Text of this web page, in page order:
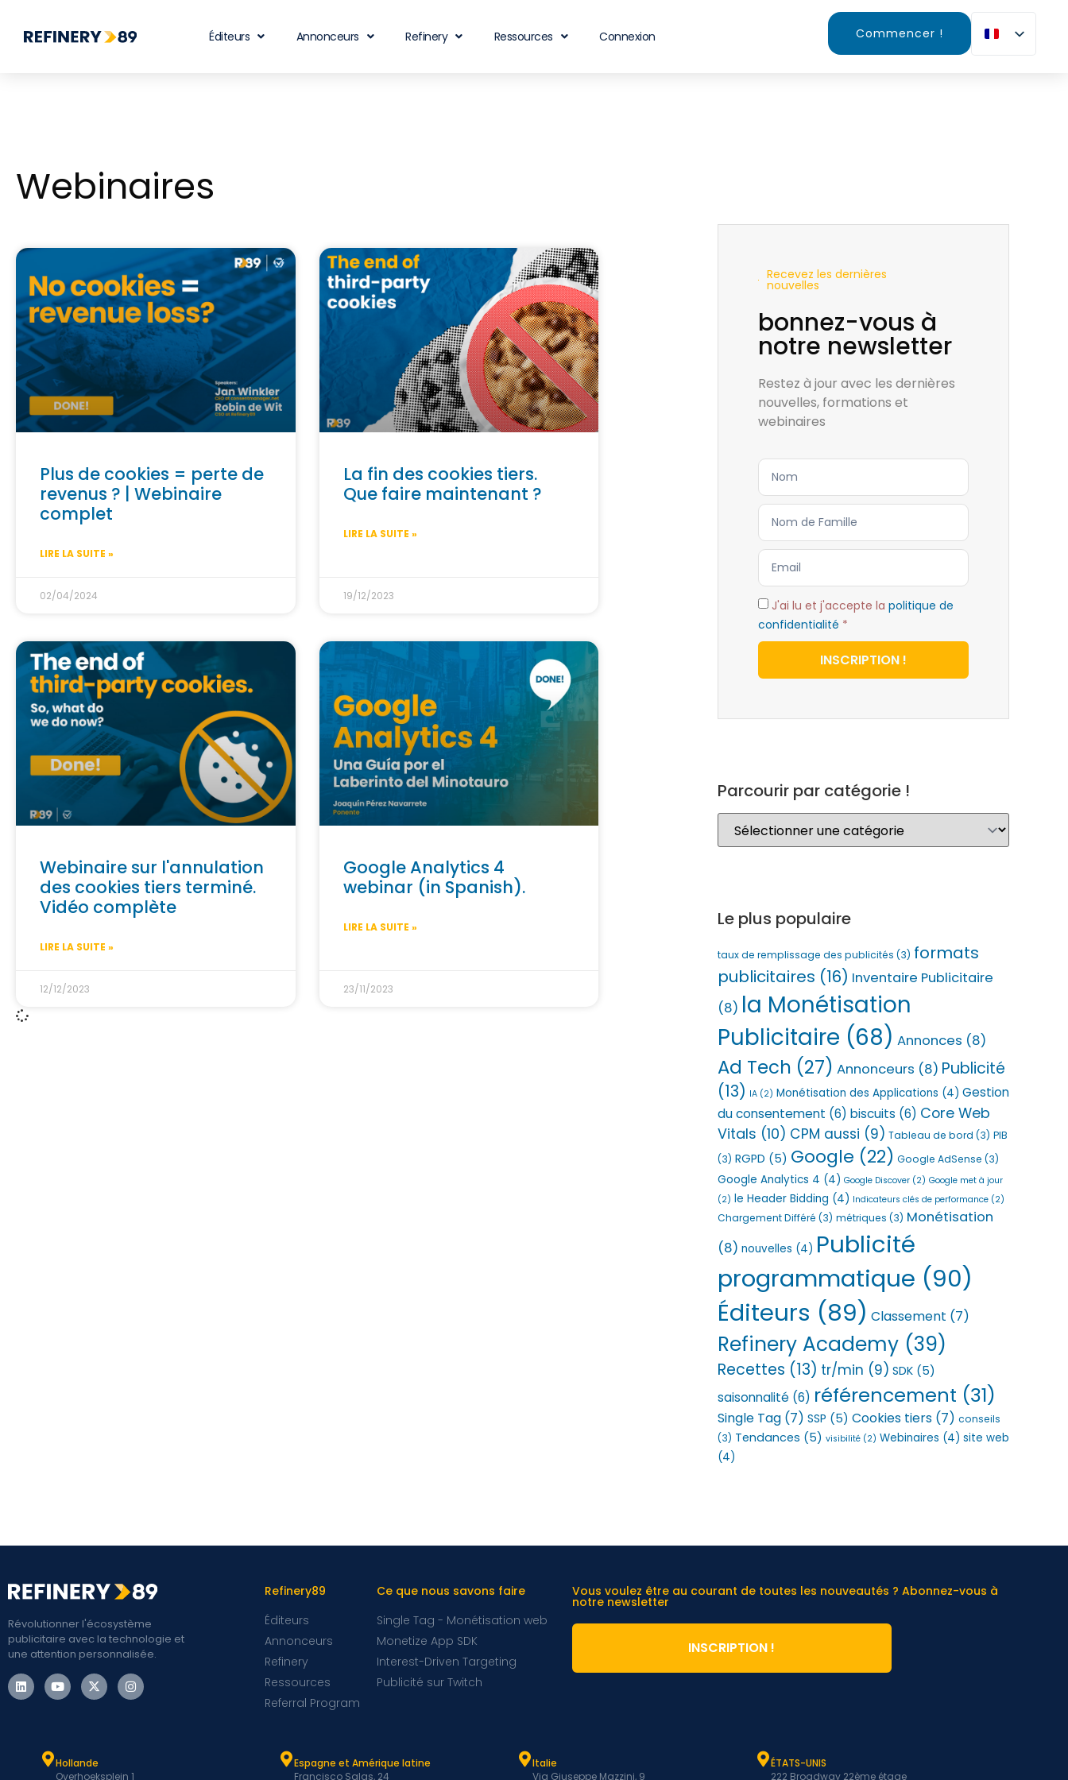
Éditeurs Annonceurs Refinery Ressources Connexion Commencer !
Webinaires
Plus de cookies = perte de
revenus ? | Webinaire
complet
LIRE LA SUITE »
02/04/2024
La fin des cookies tiers.
Que faire maintenant ?
LIRE LA SUITE »
19/12/2023
Webinaire sur l'annulation
des cookies tiers terminé.
Vidéo complète
LIRE LA SUITE »
12/12/2023
Google Analytics 4
webinar (in Spanish).
LIRE LA SUITE »
23/11/2023
Recevez les dernières
nouvelles
bonnez-vous à
notre newsletter
Restez à jour avec les dernières
nouvelles, formations et
webinaires
J'ai lu et j'accepte la politique de
confidentialité *
INSCRIPTION !
Parcourir par catégorie !
Le plus populaire
taux de remplissage des publicités (3) formats
publicitaires (16) Inventaire Publicitaire
(8) la Monétisation
Publicitaire (68) Annonces (8)
Ad Tech (27) Annonceurs (8) Publicité
(13) IA (2) Monétisation des Applications (4) Gestion
du consentement (6) biscuits (6) Core Web
Vitals (10) CPM aussi (9) Tableau de bord (3) PIB
(3) RGPD (5) Google (22) Google AdSense (3)
Google Analytics 4 (4) Google Discover (2) Google met à jour
(2) le Header Bidding (4) Indicateurs clés de performance (2)
Chargement Différé (3) métriques (3) Monétisation
(8) nouvelles (4) Publicité
programmatique (90)
Éditeurs (89) Classement (7)
Refinery Academy (39)
Recettes (13) tr/min (9) SDK (5)
saisonnalité (6) référencement (31)
Single Tag (7) SSP (5) Cookies tiers (7) conseils
(3) Tendances (5) visibilité (2) Webinaires (4) site web
(4)
Révolutionner l'écosystème
publicitaire avec la technologie et
une attention personnalisée.
Refinery89
Éditeurs
Annonceurs
Refinery
Ressources
Referral Program
Ce que nous savons faire
Single Tag - Monétisation web
Monetize App SDK
Interest-Driven Targeting
Publicité sur Twitch
Vous voulez être au courant de toutes les nouveautés ? Abonnez-vous à
notre newsletter
INSCRIPTION !
Hollande
Overhoeksplein 1
Espagne et Amérique latine
Francisco Salas, 24
Italie
Via Giuseppe Mazzini, 9
ÉTATS-UNIS
222 Broadway 22ème étage